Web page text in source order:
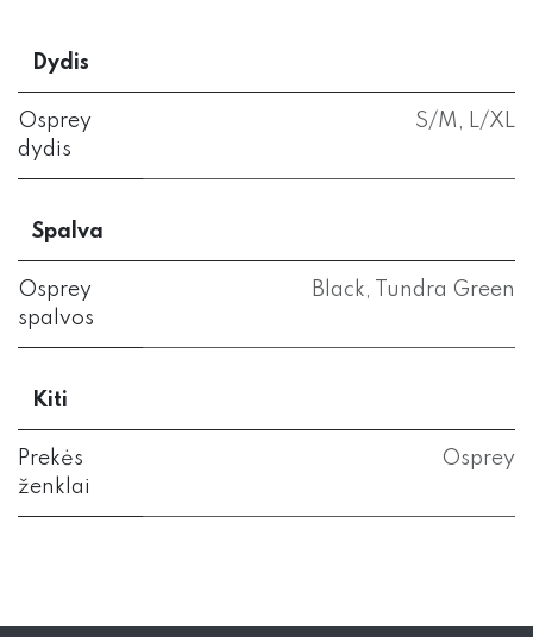
Dydis
Osprey
dydis
S/M , L/XL
Spalva
Osprey
spalvos
Black, Tundra Green
Kiti
Prekės
ženklai
Osprey